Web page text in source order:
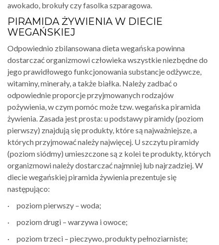
awokado, brokuły czy fasolka szparagowa.
PIRAMIDA ŻYWIENIA W DIECIE
WEGAŃSKIEJ
Odpowiednio zbilansowana dieta wegańska powinna
dostarczać organizmowi człowieka wszystkie niezbędne do
jego prawidłowego funkcjonowania substancje odżywcze,
witaminy, minerały, a także białka. Należy zadbać o
odpowiednie proporcje przyjmowanych rodzajów
pożywienia, w czym pomóc może tzw. wegańska piramida
żywienia. Zasada jest prosta: u podstawy piramidy (poziom
pierwszy) znajdują się produkty, które są najważniejsze, a
których przyjmować należy najwięcej. U szczytu piramidy
(poziom siódmy) umieszczone są z kolei te produkty, których
organizmowi należy dostarczać najmniej lub najrzadziej. W
diecie wegańskiej piramida żywienia prezentuje się
następująco:
· poziom pierwszy – woda;
· poziom drugi – warzywa i owoce;
· poziom trzeci – pieczywo, produkty pełnoziarniste;